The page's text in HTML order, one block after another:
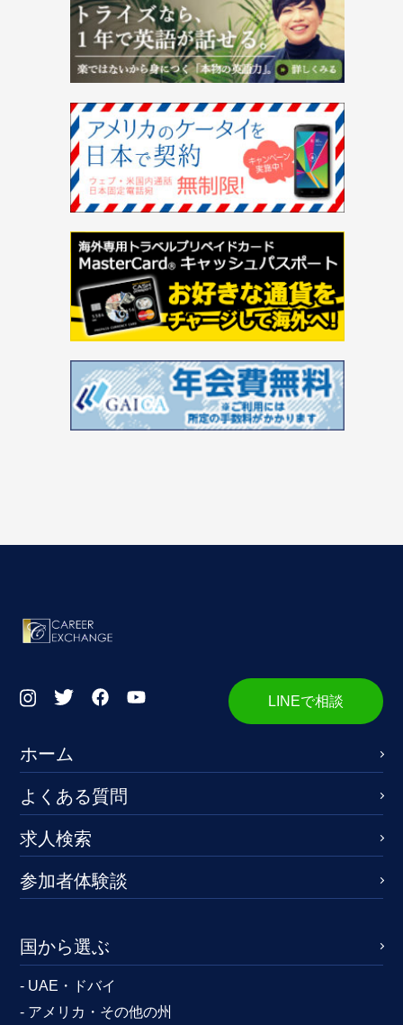
LINEで相談
ホーム
よくある質問
求人検索
参加者体験談
国から選ぶ
- UAE・ドバイ
- アメリカ・その他の州